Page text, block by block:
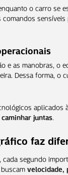
o carro se
comandos
e as manobras, o
Dessa forma, o
aplicados
juntas.
faz
segundo
velocidade,